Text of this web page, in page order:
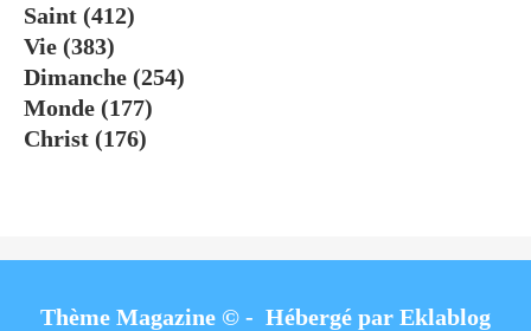
Saint (412)
Vie (383)
Dimanche (254)
Monde (177)
Christ (176)
Thème Magazine © - Hébergé par Eklablog